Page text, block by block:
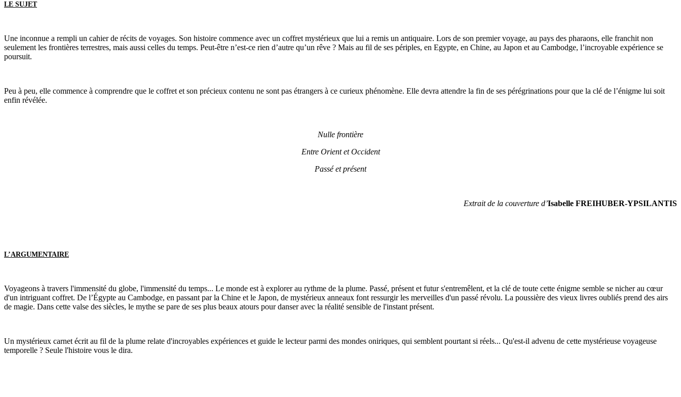
LE SUJET
Une inconnue a rempli un cahier de récits de voyages. Son histoire commence avec un coffret mystérieux que lui a remis un antiquaire. Lors de son premier voyage, au pays des pharaons, elle franchit non
seulement les frontières terrestres, mais aussi celles du temps. Peut-être n’est-ce rien d’autre qu’un rêve ? Mais au fil de ses périples, en Egypte, en Chine, au Japon et au Cambodge, l’incroyable expérience se
poursuit.
Peu à peu, elle commence à comprendre que le coffret et son précieux contenu ne sont pas étrangers à ce curieux phénomène. Elle devra attendre la fin de ses pérégrinations pour que la clé de l’énigme lui soit
enfin révélée.
Nulle frontière
Entre Orient et Occident
Passé et présent
Extrait de la couverture d’Isabelle FREIHUBER-YPSILANTIS
L’ARGUMENTAIRE
Voyageons à travers l'immensité du globe, l'immensité du temps... Le monde est à explorer au rythme de la plume. Passé, présent et futur s'entremêlent, et la clé de toute cette énigme semble se nicher au cœur
d'un intriguant coffret. De l’Égypte au Cambodge, en passant par la Chine et le Japon, de mystérieux anneaux font ressurgir les merveilles d'un passé révolu. La poussière des vieux livres oubliés prend des airs
de magie. Dans cette valse des siècles, le mythe se pare de ses plus beaux atours pour danser avec la réalité sensible de l'instant présent.
Un mystérieux carnet écrit au fil de la plume relate d'incroyables expériences et guide le lecteur parmi des mondes oniriques, qui semblent pourtant si réels... Qu'est-il advenu de cette mystérieuse voyageuse
temporelle ? Seule l'histoire vous le dira.